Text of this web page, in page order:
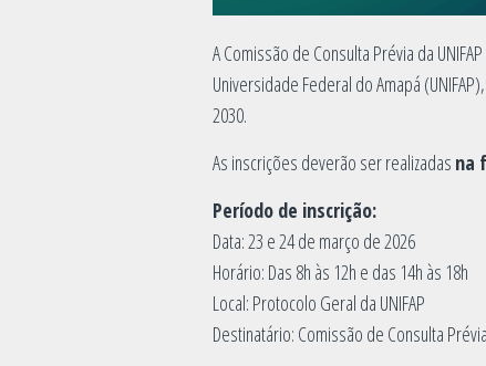
A Comissão de Consulta Prévia da
Universidade Federal do Amapá
2030.
As inscrições deverão ser realizadas na
Período de inscrição:
Data: 23 e 24 de março de 2026
Horário: Das 8h às 12h e das 14h às 18h
Local: Protocolo Geral da UNIFAP
Destinatário: Comissão de Consulta